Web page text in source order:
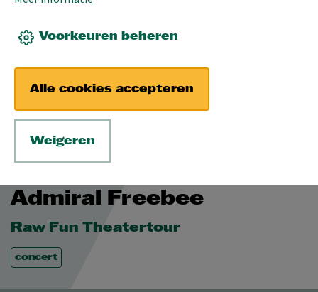
VR 30 APR 2027
Admiral Freebee
Raw Fun Theatertour
concert
Voorkeuren beheren
Alle cookies accepteren
Weigeren